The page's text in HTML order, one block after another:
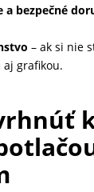
a bezpečné
– ak si nie
grafikou.